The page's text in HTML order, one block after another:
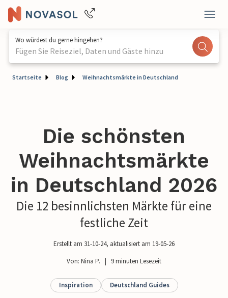
Wo würdest du gerne hingehen?
Fügen Sie Reiseziel, Daten und Gäste hinzu
Startseite Blog Weihnachtsmärkte in Deutschland
Die schönsten
Weihnachtsmärkte
in Deutschland 2026
Die 12 besinnlichsten Märkte für eine
festliche Zeit
Erstellt am 31-10-24, aktualisiert am 19-05-26
Von: Nina P.   |   9 minuten Lesezeit
Inspiration Deutschland Guides